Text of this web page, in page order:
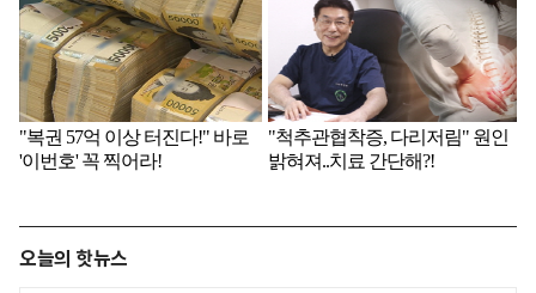
오늘의 핫뉴스